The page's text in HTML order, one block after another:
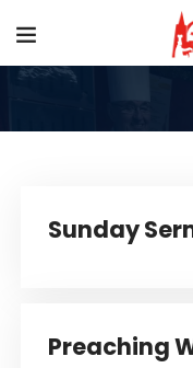
Sunday
Preaching